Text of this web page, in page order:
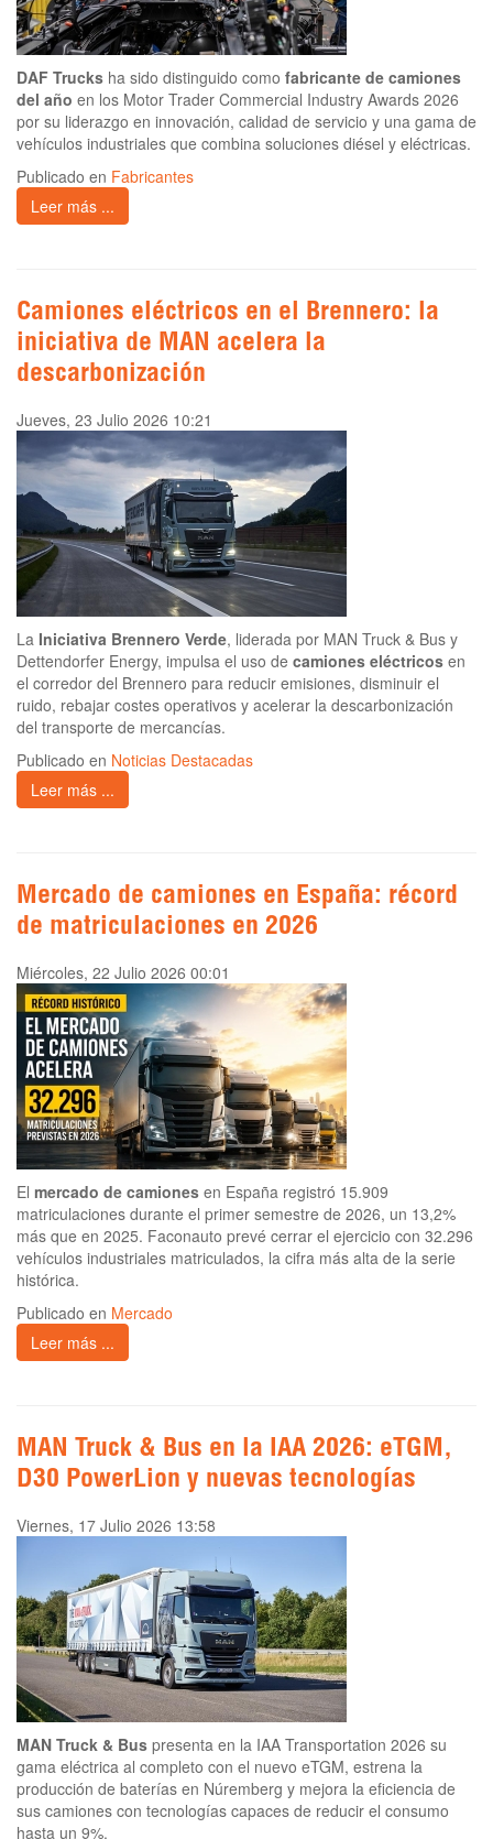
DAF Trucks ha sido distinguido como fabricante de camiones
del año en los Motor Trader Commercial Industry Awards 2026
por su liderazgo en innovación, calidad de servicio y una gama de
vehículos industriales que combina soluciones diésel y eléctricas.
Publicado en Fabricantes
Leer más ...
Camiones eléctricos en el Brennero: la
iniciativa de MAN acelera la
descarbonización
Jueves, 23 Julio 2026 10:21
La Iniciativa Brennero Verde, liderada por MAN Truck & Bus y
Dettendorfer Energy, impulsa el uso de camiones eléctricos en
el corredor del Brennero para reducir emisiones, disminuir el
ruido, rebajar costes operativos y acelerar la descarbonización
del transporte de mercancías.
Publicado en Noticias Destacadas
Leer más ...
Mercado de camiones en España: récord
de matriculaciones en 2026
Miércoles, 22 Julio 2026 00:01
El mercado de camiones en España registró 15.909
matriculaciones durante el primer semestre de 2026, un 13,2%
más que en 2025. Faconauto prevé cerrar el ejercicio con 32.296
vehículos industriales matriculados, la cifra más alta de la serie
histórica.
Publicado en Mercado
Leer más ...
MAN Truck & Bus en la IAA 2026: eTGM,
D30 PowerLion y nuevas tecnologías
Viernes, 17 Julio 2026 13:58
MAN Truck & Bus presenta en la IAA Transportation 2026 su
gama eléctrica al completo con el nuevo eTGM, estrena la
producción de baterías en Núremberg y mejora la eficiencia de
sus camiones con tecnologías capaces de reducir el consumo
hasta un 9%.